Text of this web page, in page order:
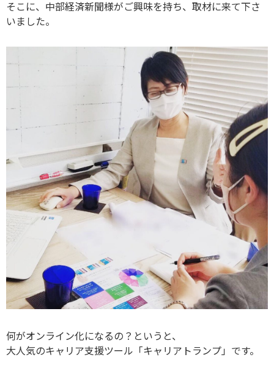
そこに、中部経済新聞様がご興味を持ち、取材に来て下さ
いました。
何がオンライン化になるの？というと、
大人気のキャリア支援ツール「キャリアトランプ」です。